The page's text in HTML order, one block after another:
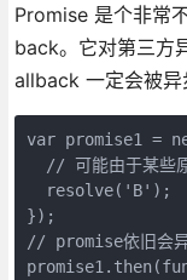
Promise 是个非常
back。它对第三方
allback 一定会被异
var promise1 =
// 可能由于某些
  resolve('B');
});
// promise依旧会